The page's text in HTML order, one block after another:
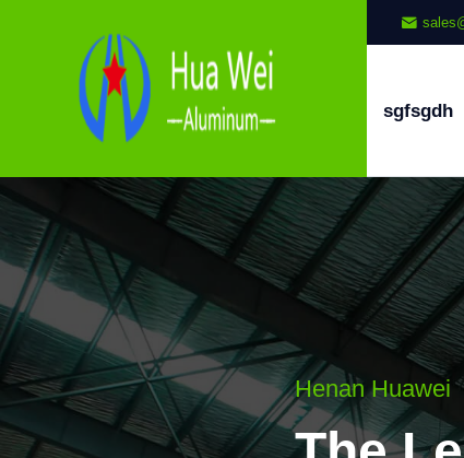
sgfsgdh
Henan Huawei